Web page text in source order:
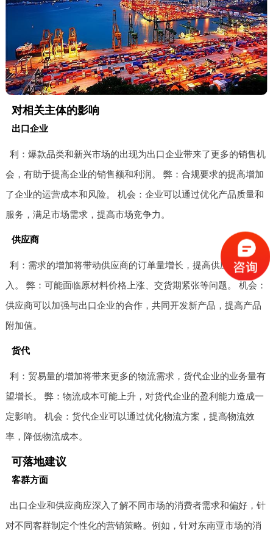
对相关主体的影响
出口企业
利：爆款品类和新兴市场的出现为出口企业带来了更多的销售机
会，有助于提高企业的销售额和利润。 弊：合规要求的提高增加
了企业的运营成本和风险。 机会：企业可以通过优化产品质量和
服务，满足市场需求，提高市场竞争力。
供应商
利：需求的增加将带动供应商的订单量增长，提高供应商的收
入。 弊：可能面临原材料价格上涨、交货期紧张等问题。 机会：
供应商可以加强与出口企业的合作，共同开发新产品，提高产品
附加值。
货代
利：贸易量的增加将带来更多的物流需求，货代企业的业务量有
望增长。 弊：物流成本可能上升，对货代企业的盈利能力造成一
定影响。 机会：货代企业可以通过优化物流方案，提高物流效
率，降低物流成本。
可落地建议
客群方面
出口企业和供应商应深入了解不同市场的消费者需求和偏好，针
对不同客群制定个性化的营销策略。例如，针对东南亚市场的消